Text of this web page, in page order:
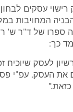
עסקים לבחון
המחויבות
ספרו של ד"ר ש'
לעסק שיוכיח
את העסק. עפ"י